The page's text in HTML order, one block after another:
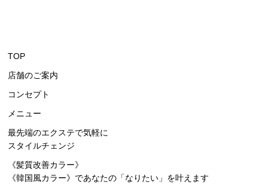
TOP
店舗のご案内
コンセプト
メニュー
最先端のエクステで気軽に
スタイルチェンジ
《髪質改善カラー》
《韓国風カラー》 であなたの「なりたい」を叶えます